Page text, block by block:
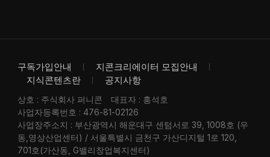
구독가입안내
지콘크리에이터 모집안내
지식콘텐츠란
공지사항
상호 : 주식회사 퍼니콘
대표자 : 홍석호
사업자등록번호 : 476-81-02126
사업장주소지 : 부산광역시 해운대구 센텀서로 39, 1008호 (우
동,영상산업센터) / 서울특별시 금천구 가산디지털 1로 120,
701호(가산동, G밸리창업복지센터)